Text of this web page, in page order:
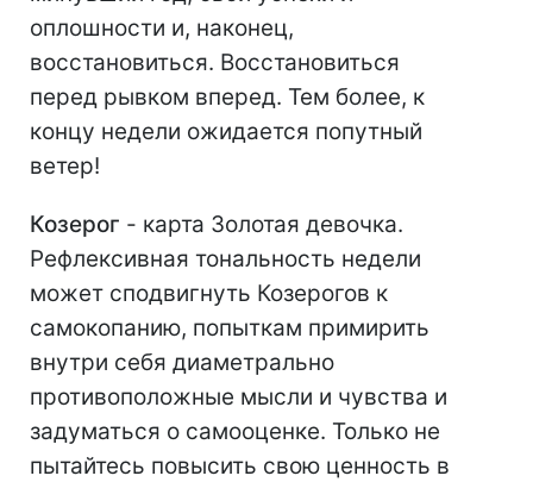
оплошности и, наконец,
восстановиться. Восстановиться
перед рывком вперед. Тем более, к
концу недели ожидается попутный
ветер!
Козерог - карта Золотая девочка.
Рефлексивная тональность недели
может сподвигнуть Козерогов к
самокопанию, попыткам примирить
внутри себя диаметрально
противоположные мысли и чувства и
задуматься о самооценке. Только не
пытайтесь повысить свою ценность в